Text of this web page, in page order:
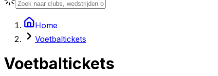
Home
Voetbaltickets
Voetbaltickets